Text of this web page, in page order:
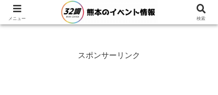
スポンサーリンク
メニュー 検索